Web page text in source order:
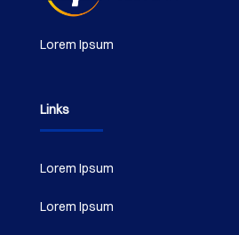
Lorem Ipsum
Links
Lorem Ipsum
Lorem Ipsum